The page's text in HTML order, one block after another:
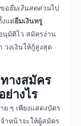
อยืมเงินสดด่วนไป
งแต่ยืมเงินทรู
นุมัติไว สมัครง่าน
วงเงินให้กู้สูงสุด
างสมัคร
ย่างไร
ย ๆ เพียงแสดงบัตร
าหน้าจะให้ผู้สมัคร